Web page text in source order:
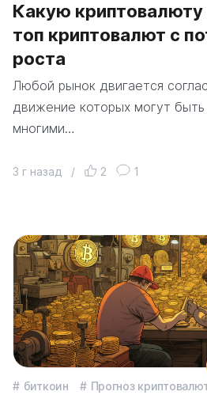
Какую криптовалюту
топ криптовалют с
роста
Любой рынок двигается
движение которых могут
многими…
3 г назад / 2 1
биткоин Прогноз